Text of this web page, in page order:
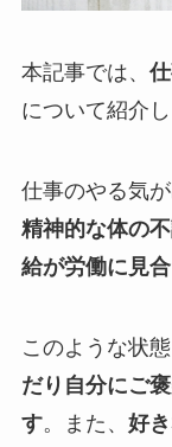
本記事では、
について紹介し
仕事のやる気
精神的な体の
給が労働に見
このような状
だり自分にご
す。また、 好